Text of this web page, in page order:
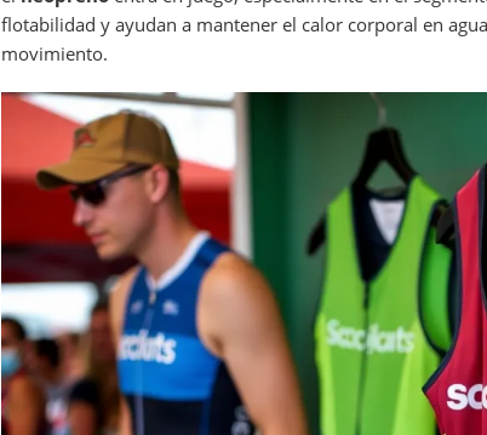
flotabilidad y ayudan a mantener el calor corporal en
movimiento.